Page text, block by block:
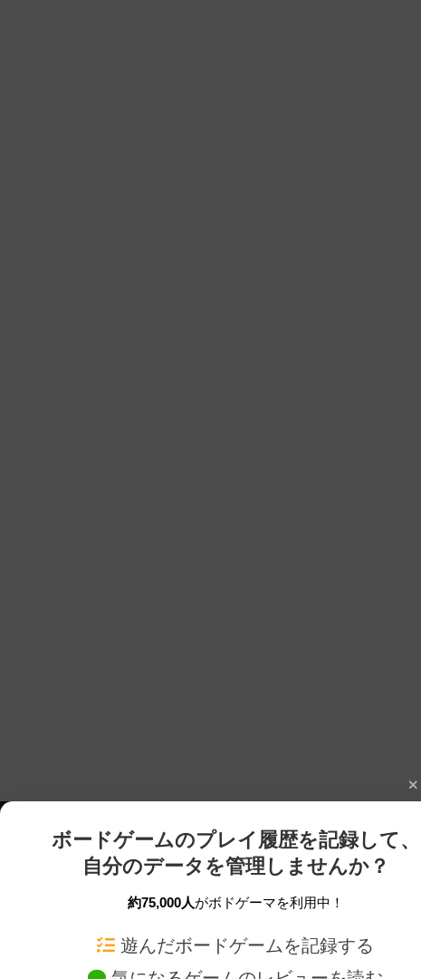
ボードゲームのプレイ履歴を記録して、
自分のデータを管理しませんか？
約75,000人がボドゲーマを利用中！
遊んだボードゲームを記録する